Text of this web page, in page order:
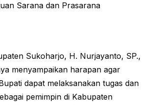
Sarana dan Prasarana
Sukoharjo, H. Nurjayanto, SP.,
menyampaikan harapan agar
dapat melaksanakan tugas dan
pemimpin di Kabupaten